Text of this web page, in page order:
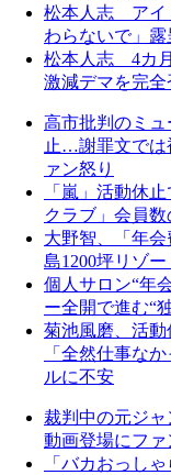
松本人志 アイ
わらないで」
松本人志 4カ
激減デマを完
高市批判のミ
止…謝罪文では
ァン怒り
「嵐」活動休
クラブ」会員
大野智、「年
島1200坪リゾ
個人サロン“年
ー全開で進む“
菊池風磨、活
「全然仕事な
ルに不安
裁判中の元ジ
動画登場にファ
「バカおっし